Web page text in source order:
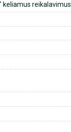
reikalavimus.